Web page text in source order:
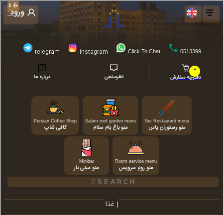
ورود
telegram instagram Click To Chat 0513399
درباره ما نظرسنجی
0
دفترچه سفارش
Yas Restaurant menu
منو رستوران یاس
Salam roof garden menu
منو باغ بام سلام
Persian Coffee Shop
کافی شاپ
Room service menu
منو روم سرویس
Minibar
منو مینی بار
غذا |
👍
1 👍
1